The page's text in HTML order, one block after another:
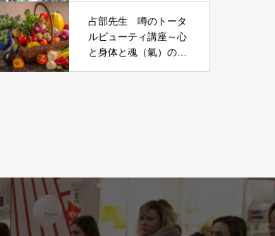
占部先生 噂のトータ
ルビューティ講座～心
と身体と魂（氣）の美